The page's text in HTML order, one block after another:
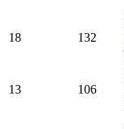
18 132
13 106